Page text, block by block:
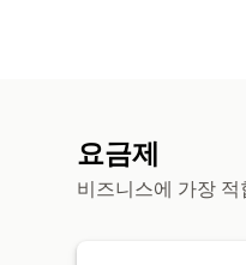
요금제
비즈니스에 가장